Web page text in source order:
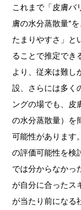
これまで「皮膚バ
膚の水分蒸散量"
たまりやすさ」と
ることで推定でき
より、従来は難し
設、さらには多く
ングの場でも、皮
の水分蒸散量）を
可能性があります
の評価可能性を検
では分からなかっ
が自分に合ったス
が当たり前になる